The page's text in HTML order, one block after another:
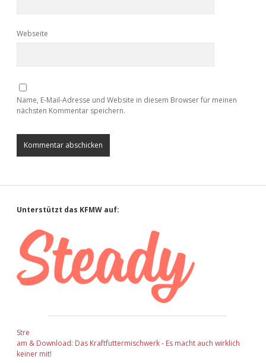
Webseite
Name, E-Mail-Adresse und Website in diesem Browser für meinen
nächsten Kommentar speichern.
Sidebar
Unterstützt das KFMW auf:
Stre
am & Download: Das Kraftfuttermischwerk - Es macht auch wirklich
keiner mit!